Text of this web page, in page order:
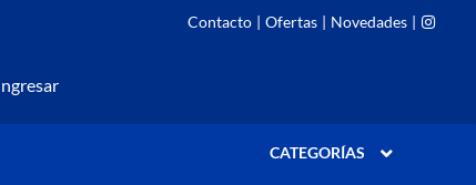
Contacto | Ofertas | Novedades |
CATEGORÍAS